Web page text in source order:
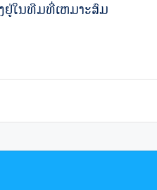
ງຢູ່ໃນທີມທີ່ເຫມາະສົມ